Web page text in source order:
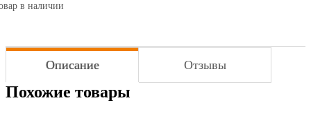
в наличии
Описание Отзывы
Похожие товары